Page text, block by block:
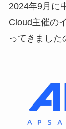
2024年9月に
Cloud主催の
ってきました